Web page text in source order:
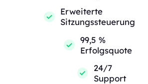
Erweiterte
Sitzungssteuerung
99,5 %
Erfolgsquote
24/7
Support